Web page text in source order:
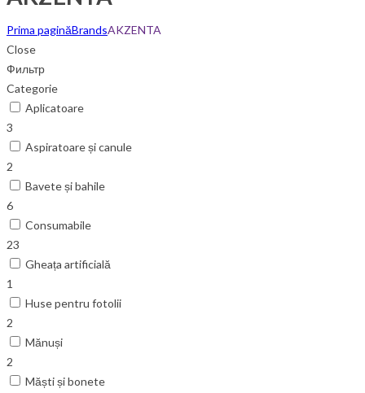
Prima paginăBrandsAKZENTA
Close
Фильтр
Categorie
Aplicatoare
3
Aspiratoare și canule
2
Bavete și bahile
6
Consumabile
23
Gheața artificială
1
Huse pentru fotolii
2
Mănuși
2
Măști și bonete